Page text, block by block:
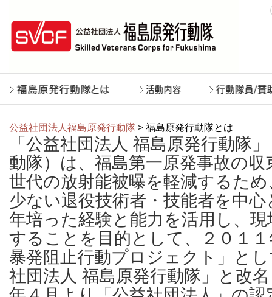
公益社団法人福島原発行動隊 > 福島原発行動隊とは
「公益社団法人 福島原発行動隊
動隊）は、福島第一原発事故の
世代の放射能被曝を軽減するた
少ない退役技術者・技能者を中
年培った経験と能力を活用し、
することを目的として、２０１
暴発阻止行動プロジェクト」と
社団法人 福島原発行動隊」と改